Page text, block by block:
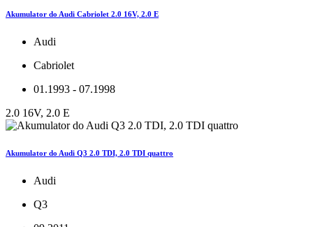
Akumulator do Audi Cabriolet 2.0 16V, 2.0 E
Audi
Cabriolet
01.1993 - 07.1998
2.0 16V, 2.0 E
Akumulator do Audi Q3 2.0 TDI, 2.0 TDI quattro
Audi
Q3